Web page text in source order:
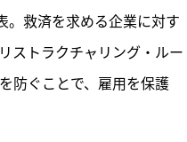
救済を求める企業に対す
ストラクチャリング・ルー
防ぐことで、雇用を保護